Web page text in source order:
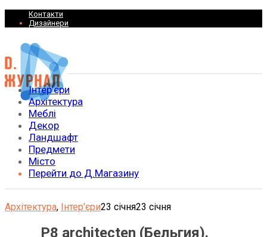
Контакти
Дизайнери
Інтер’єри
Архітектура
Меблі
Декор
Ландшафт
Предмети
Місто
Перейти до Д.Магазину
Архітектура, Інтер'єри23 січня23 січня
P8 architecten (Бельгия).